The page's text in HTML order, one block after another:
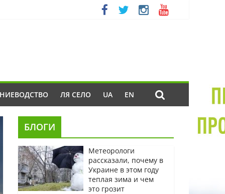
ЛЯ СЕЛО UA EN
БЛОГИ
Метеорологи
рассказали, почему в
Украине в этом году
теплая зима и чем
это грозит